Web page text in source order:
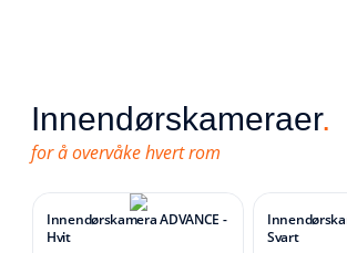
Innendørskameraer.
for å overvåke hvert rom
Innendørskamera ADVANCE -
Hvit
Svart